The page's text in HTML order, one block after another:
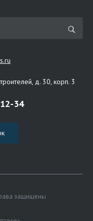
д. 30, корп. 3
34
защищены